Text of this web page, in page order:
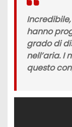
hanno
grado di
nell’aria. I
questo